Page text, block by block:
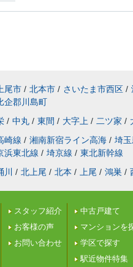
上尾市 / 北本市 / さいたま市西区 /
企郡川島町
/ 中丸 / 東間 / 大字上 / 二ツ家 /
崎線 / 湘南新宿ライン高海 / 埼
浜東北線 / 埼京線 / 東北新幹線
川 / 北上尾 / 北本 / 上尾 / 鴻巣 /
スタッフ紹介
お客様の声
お問い合わせ
中古戸建て
マンションを
学区で探す
駅近物件特集